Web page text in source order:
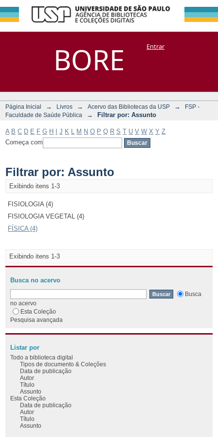
BORE
Filtrar por:
Assunto
DSpace/Manakin + CoriscoEntrar
Página Inicial → Livros → Acervo das Bibliotecas da USP →
FSP -
Faculdade de Saúde Pública
→ Filtrar por: Assunto
A B C D E F G H J K M N O P Q R S T U V W X Y Z
Começa com
Filtrar por: Assunto
Exibindo itens 1-3
FISIOLOGIA (4)
FISIOLOGIA VEGETAL (4)
FÍSICA (4)
Exibindo itens 1-3
Busca no acervo
Busca
no acervo
Esta Coleção
Pesquisa avançada
Listar por
Todo a biblioteca digital
Tipos de documento & Coleções
Data de publicação
Autor
Título
Assunto
Esta Coleção
Data de publicação
Autor
Título
Assunto